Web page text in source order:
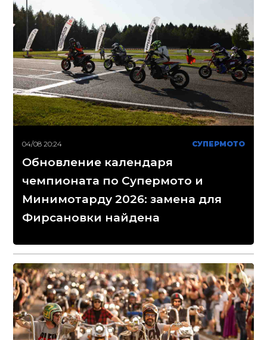
04/08 20:24 СУПЕРМОТО
Обновление календаря
чемпионата по Супермото и
Минимотарду 2026: замена для
Фирсановки найдена